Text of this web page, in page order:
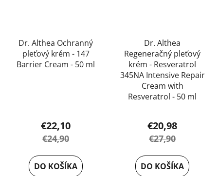
Dr. Althea Ochranný
pleťový krém - 147
Barrier Cream - 50 ml
€22,10
€24,90
DO KOŠÍKA
Dr. Althea
Regeneračný pleťový
krém - Resveratrol
345NA Intensive Repair
Cream with
Resveratrol - 50 ml
hodnotenie
produktu
je
5,0
€20,98
€27,90
DO KOŠÍKA